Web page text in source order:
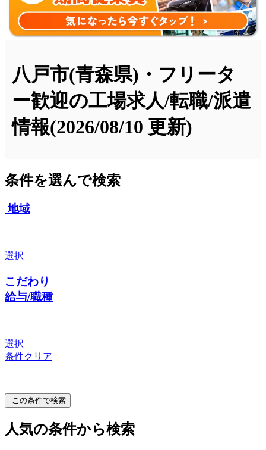
八戸市(青森県)・フリータ
ー歓迎の工場求人/転職/派遣
情報(2026/08/10 更新)
条件を選んで検索
地域
選択
こだわり
給与/職種
選択
条件クリア
この条件で検索
人気の条件から検索